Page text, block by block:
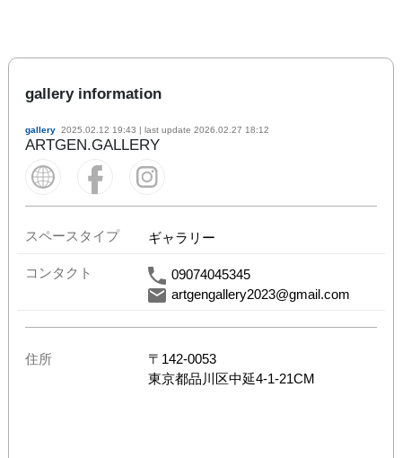
gallery information
gallery 2025.02.12 19:43 | last update 2026.02.27 18:12
ARTGEN.GALLERY
スペースタイプ ギャラリー
コンタクト
09074045345
artgengallery2023@gmail.com
住所 〒 142-0053
東京都品川区中延4-1-21CM